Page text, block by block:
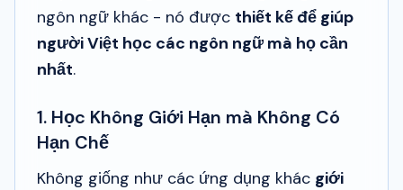
ngôn ngữ khác - nó được thiết kế để giúp
người Việt học các ngôn ngữ mà họ cần
nhất.
1. Học Không Giới Hạn mà Không Có
Hạn Chế
Không giống như các ứng dụng khác giới